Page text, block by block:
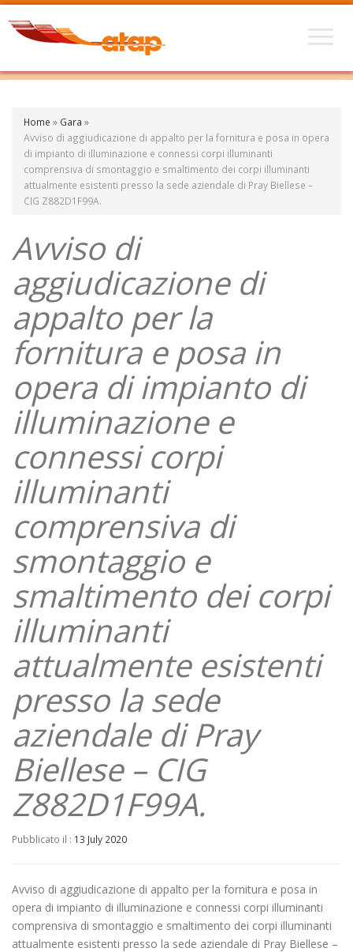
Home » Gara »
Avviso di aggiudicazione di appalto per la fornitura e posa in opera
di impianto di illuminazione e connessi corpi illuminanti
comprensiva di smontaggio e smaltimento dei corpi illuminanti
attualmente esistenti presso la sede aziendale di Pray Biellese –
CIG Z882D1F99A.
Avviso di
aggiudicazione di
appalto per la
fornitura e posa in
opera di impianto di
illuminazione e
connessi corpi
illuminanti
comprensiva di
smontaggio e
smaltimento dei corpi
illuminanti
attualmente esistenti
presso la sede
aziendale di Pray
Biellese – CIG
Z882D1F99A.
Pubblicato il : 13 July 2020
Avviso di aggiudicazione di appalto per la fornitura e posa in
opera di impianto di illuminazione e connessi corpi illuminanti
comprensiva di smontaggio e smaltimento dei corpi illuminanti
attualmente esistenti presso la sede aziendale di Pray Biellese –